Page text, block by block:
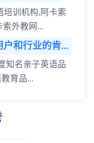
培训机构,阿卡索
外教网...
户和行业的肯...
知名亲子英语品
育品...